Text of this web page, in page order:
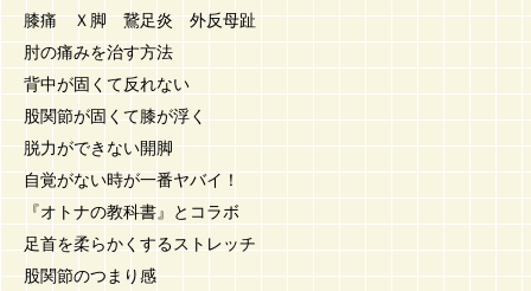
膝痛 Ｘ脚 鵞足炎 外反母趾
肘の痛みを治す方法
背中が固くて反れない
股関節が固くて膝が浮く
脱力ができない開脚
自覚がない時が一番ヤバイ！
『オトナの教科書』とコラボ
足首を柔らかくするストレッチ
股関節のつまり感